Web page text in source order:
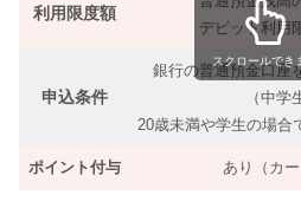
利用限度額
デビット利用
申込条件
銀行の普通預金口座
（中学
20歳未満や学生の場合
ポイント付与 あり（カー
スクロールでき